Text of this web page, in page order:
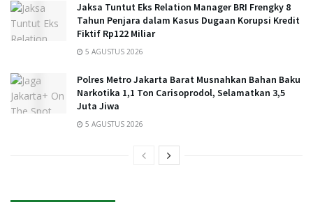
Jaksa Tuntut Eks Relation Manager BRI Frengky 8
Tahun Penjara dalam Kasus Dugaan Korupsi Kredit
Fiktif Rp122 Miliar
5 AGUSTUS 2026
Polres Metro Jakarta Barat Musnahkan Bahan Baku
Narkotika 1,1 Ton Carisoprodol, Selamatkan 3,5
Juta Jiwa
5 AGUSTUS 2026